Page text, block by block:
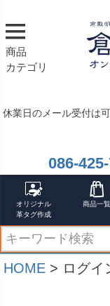
商品
カテゴリ
休業日のメール受付は
086-
オリジナル
革タグ作成
商品一覧
HOME ログイ